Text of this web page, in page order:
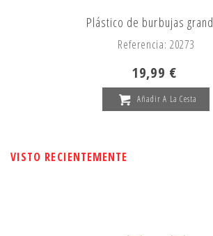
Plástico de burbujas
Referencia: 20273
19,99 €
Añadir A La Cesta
VISTO RECIENTEMENTE